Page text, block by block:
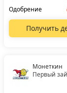
Одобрение
Получить
Монеткин
Первый